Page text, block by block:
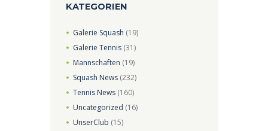
KATEGORIEN
Galerie Squash (19)
Galerie Tennis (31)
Mannschaften (19)
Squash News (232)
Tennis News (160)
Uncategorized (16)
UnserClub (15)